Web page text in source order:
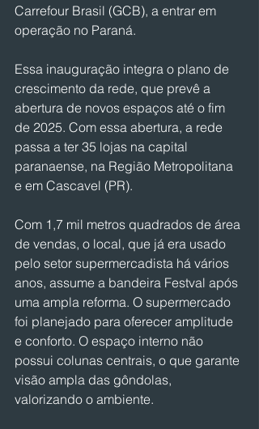
Carrefour Brasil (GCB), a entrar em
operação no Paraná.
Essa inauguração integra o plano de
crescimento da rede, que prevê a
abertura de novos espaços até o fim
de 2025. Com essa abertura, a rede
passa a ter 35 lojas na capital
paranaense, na Região Metropolitana
e em Cascavel (PR).
Com 1,7 mil metros quadrados de área
de vendas, o local, que já era usado
pelo setor supermercadista há vários
anos, assume a bandeira Festval após
uma ampla reforma. O supermercado
foi planejado para oferecer amplitude
e conforto. O espaço interno não
possui colunas centrais, o que garante
visão ampla das gôndolas,
valorizando o ambiente.